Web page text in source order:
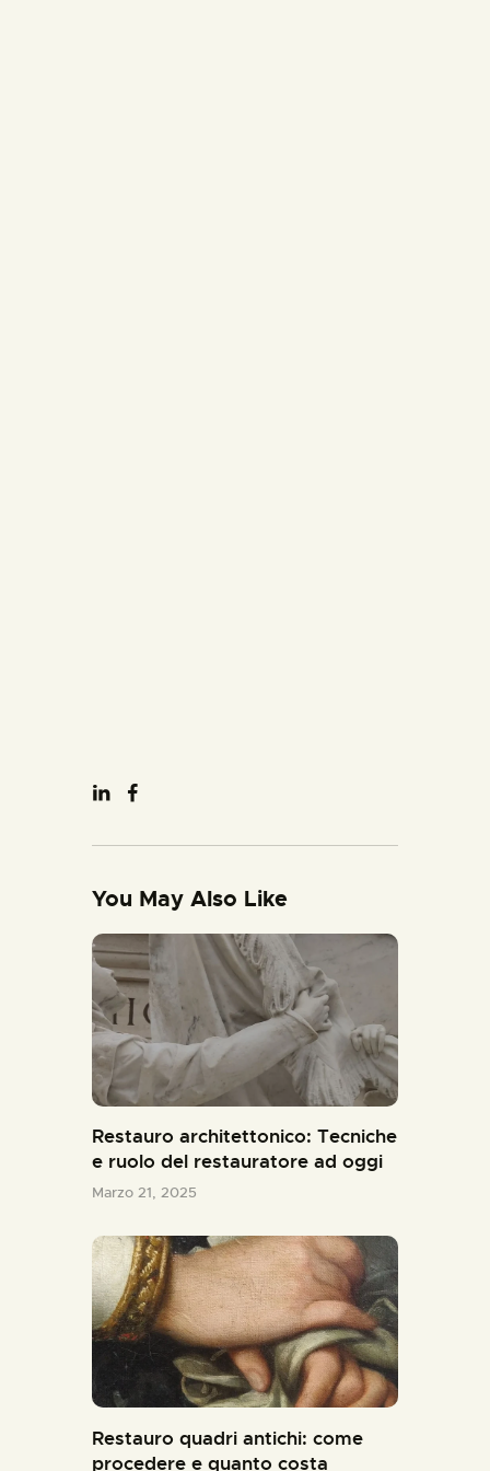
You May Also Like
Restauro architettonico: Tecniche
e ruolo del restauratore ad oggi
Marzo 21, 2025
Restauro quadri antichi: come
procedere e quanto costa